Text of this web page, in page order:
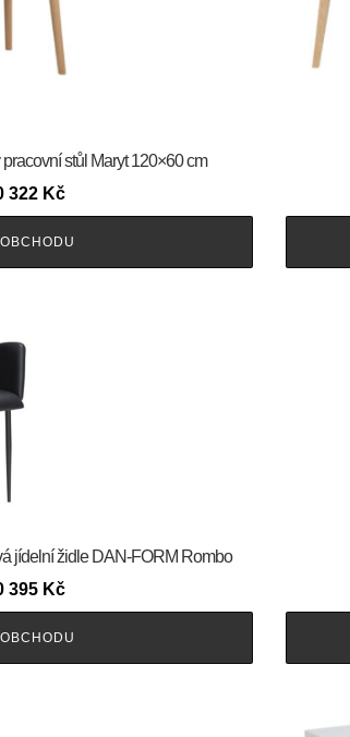
stůl Maryt 120×60 cm
322 Kč
jídelní židle DAN-FORM Rombo
395 Kč